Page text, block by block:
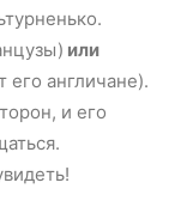
или
его англичане).
и его